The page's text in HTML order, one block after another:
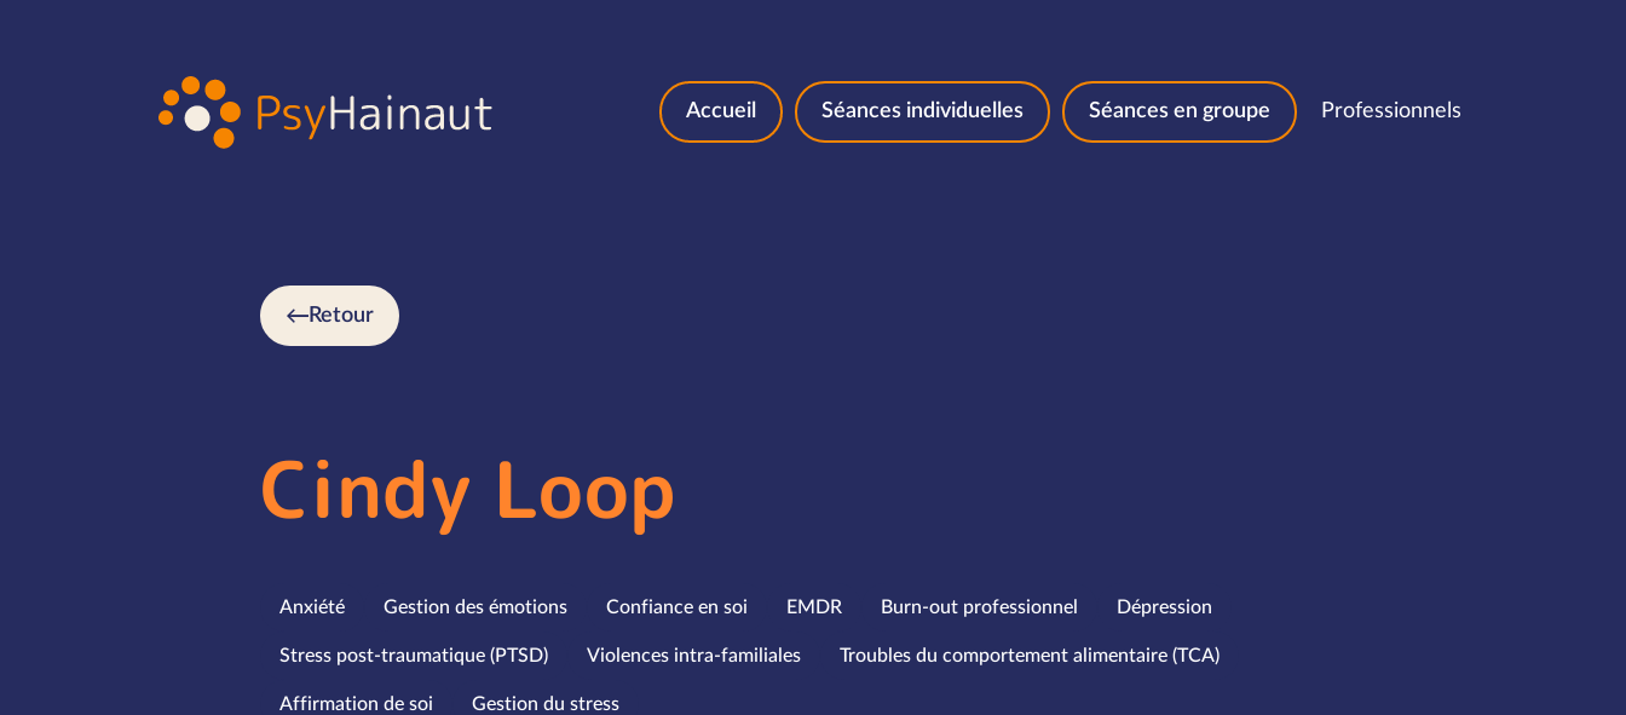
Accueil Séances individuelles Séances en groupe Professionnels
Retour
Cindy Loop
Spécialités
Anxiété Gestion des émotions Confiance en soi EMDR Burn-out professionnel Dépression
Stress post-traumatique (PTSD) Violences intra-familiales Troubles du comportement alimentaire (TCA)
Affirmation de soi Gestion du stress